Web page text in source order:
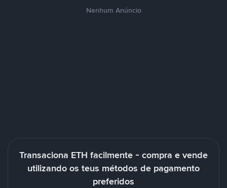
Nenhum Anúncio
Transaciona ETH facilmente - compra e vende
utilizando os teus métodos de pagamento
preferidos